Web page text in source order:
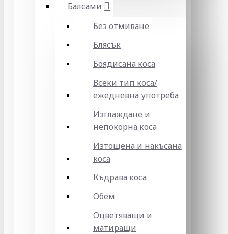
Балсами
Без отмиване
Блясък
Боядисана коса
Всеки тип коса/
ежедневна употреба
Изглаждане и
непокорна коса
Изтощена и накъсана
коса
Къдрава коса
Обем
Оцветяващи и
матиращи